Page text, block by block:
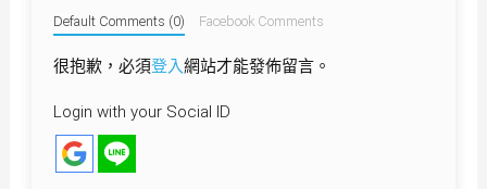
Default Comments (0) Facebook Comments
很抱歉，必須登入網站才能發佈留言。
Login with your Social ID